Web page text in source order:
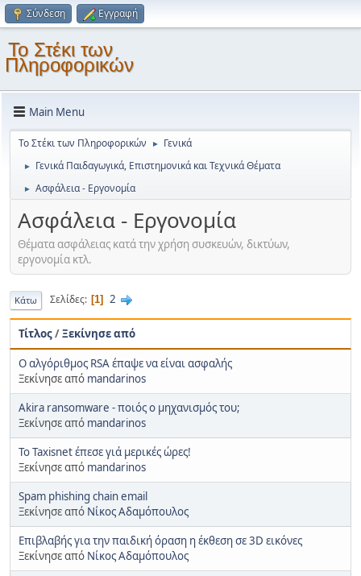
Σύνδεση Εγγραφή
Το Στέκι των
Πληροφορικών
Main Menu
Το Στέκι των Πληροφορικών ► Γενικά
► Γενικά Παιδαγωγικά, Επιστημονικά και Τεχνικά Θέματα
► Ασφάλεια - Εργονομία
Ασφάλεια - Εργονομία
Θέματα ασφάλειας κατά την χρήση συσκευών, δικτύων,
εργονομία κτλ.
Κάτω Σελίδες 1 2
Τίτλος/Ξεκίνησε από
Ο αλγόριθμος RSA έπαψε να είναι ασφαλής
Ξεκίνησε από mandarinos
Akira ransomware - ποιός ο μηχανισμός του;
Ξεκίνησε από mandarinos
Το Taxisnet έπεσε γιά μερικές ώρες!
Ξεκίνησε από mandarinos
Spam phishing chain email
Ξεκίνησε από Νίκος Αδαμόπουλος
Επιβλαβής για την παιδική όραση η έκθεση σε 3D εικόνες
Ξεκίνησε από Νίκος Αδαμόπουλος